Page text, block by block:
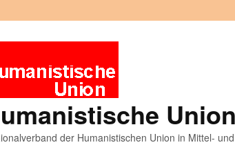
der Humanistischen Union in Mittel-